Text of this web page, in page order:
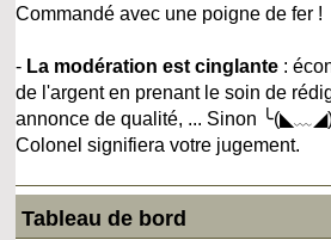
Commandé avec une poigne de fer !
- La modération est cinglante :
de l'argent en prenant le soin de
annonce de qualité, ... Sinon
Colonel signifiera votre jugement.
Tableau de bord